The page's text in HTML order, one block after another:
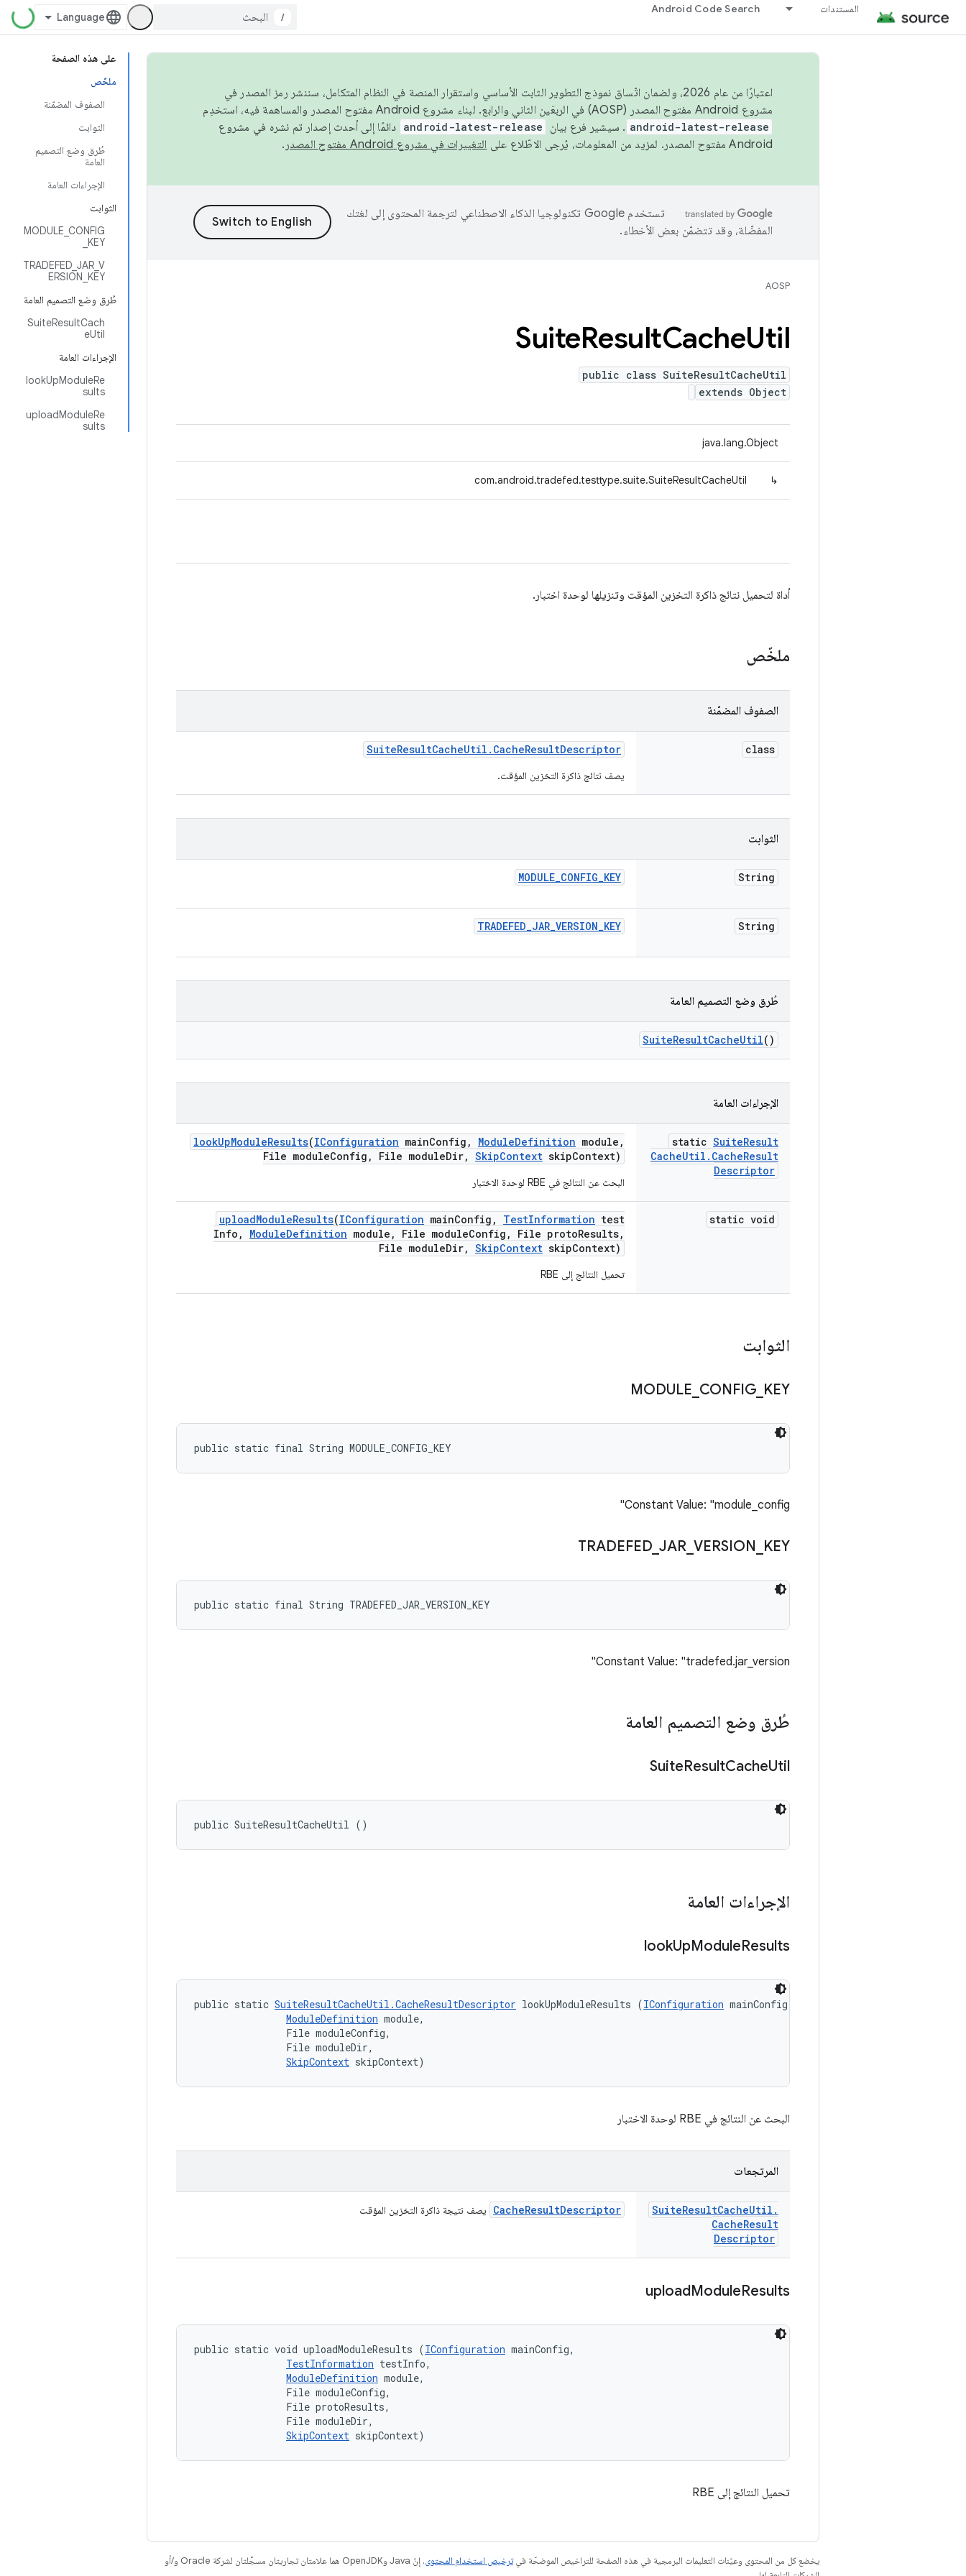
المستندات Android Code Search
/
على هذه الصفحة
ملخّص
الصفوف المضمّنة
الثوابت
طُرق وضع التصميم
العامة
الإجراءات العامة
الثوابت
MODULE_CONFIG
_KEY
TRADEFED_JAR_V
ERSION_KEY
طُرق وضع التصميم العامة
SuiteResultCach
eUtil
الإجراءات العامة
lookUpModuleRe
sults
uploadModuleRe
sults
اعتبارًا من عام 2026، ولضمان اتّساق نموذج التطوير الثابت الأساسي واستقرار المنصة في النظام المتكامل، سننشر رمز المصدر في
مشروع Android مفتوح المصدر (AOSP) في الربعَين الثاني والرابع. لبناء مشروع Android مفتوح المصدر والمساهمة فيه، استخدِم
android-latest-release . سيشير فرع بيان android-latest-release دائمًا إلى أحدث إصدار تم نشره في مشروع
Android مفتوح المصدر. لمزيد من المعلومات، يُرجى الاطّلاع على
التغييرات في مشروع Android مفتوح المصدر .
تستخدم Google تكنولوجيا الذكاء الاصطناعي لترجمة المحتوى إلى لغتك
المفضّلة، وقد تتضمّن بعض الأخطاء.
AOSP
‫SuiteResultCacheUtil
public class SuiteResultCacheUtil
extends Object
java.lang.Object
↳
com.android.tradefed.testtype.suite.SuiteResultCacheUtil
أداة لتحميل نتائج ذاكرة التخزين المؤقت وتنزيلها لوحدة اختبار.
ملخّص
الصفوف المضمّنة
class
SuiteResultCacheUtil . CacheResultDescriptor
يصف نتائج ذاكرة التخزين المؤقت.
الثوابت
String
MODULE_CONFIG_KEY
String
TRADEFED_JAR_VERSION_KEY
طُرق وضع التصميم العامة
SuiteResultCacheUtil()
الإجراءات العامة
static SuiteResult
CacheUtil . CacheResult
Descriptor
lookUpModuleResults(IConfiguration mainConfig , ModuleDefinition module ,
File moduleConfig , File moduleDir, SkipContext skipContext)
البحث عن النتائج في RBE لوحدة الاختبار
static void
uploadModuleResults(IConfiguration mainConfig , TestInformation test
Info , ModuleDefinition module , File moduleConfig , File protoResults,
File moduleDir, SkipContext skipContext)
تحميل النتائج إلى RBE
الثوابت
MODULE CONFIG KEY
public static final String MODULE_CONFIG_KEY
Constant Value: "module_config"
TRADEFED JAR VERSION KEY
public static final String TRADEFED_JAR_VERSION_KEY
Constant Value: "tradefed.jar_version"
طُرق وضع التصميم العامة
SuiteResultCacheUtil
public SuiteResultCacheUtil ()
الإجراءات العامة
lookUpModuleResults
public static SuiteResultCacheUtil.CacheResultDescriptor lookUpModuleResults (IConfiguration mainConfig,
ModuleDefinition module,
                File moduleConfig,
                File moduleDir,
SkipContext skipContext)
البحث عن النتائج في RBE لوحدة الاختبار
المرتجعات
SuiteResultCacheUtil .
CacheResult
Descriptor
CacheResultDescriptor يصف نتيجة ذاكرة التخزين المؤقت
uploadModuleResults
public static void uploadModuleResults (IConfiguration mainConfig,
TestInformation testInfo,
ModuleDefinition module,
                File moduleConfig,
                File protoResults,
                File moduleDir,
SkipContext skipContext)
تحميل النتائج إلى RBE
يخضع كل من المحتوى وعيّنات التعليمات البرمجية في هذه الصفحة للتراخيص الموضحّة فيترخيص استخدام المحتوى
. إنّ Java وOpenJDK هما علامتان تجاريتان مسجَّلتان لشركة Oracle و/أو